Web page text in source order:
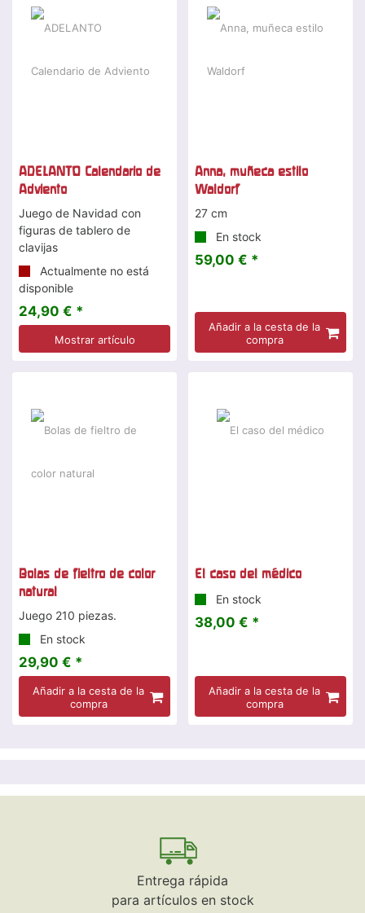
ADELANTO Calendario de
Adviento
Juego de Navidad con
figuras de tablero de
clavijas
Actualmente no está
disponible
24,90 € *
Mostrar artículo
Anna, muñeca estilo
Waldorf
27 cm
En stock
59,00 € *
Añadir a la cesta de la
compra
Bolas de fieltro de color
natural
Juego 210 piezas.
En stock
29,90 € *
Añadir a la cesta de la
compra
El caso del médico
En stock
38,00 € *
Añadir a la cesta de la
compra
Entrega rápida
para artículos en stock